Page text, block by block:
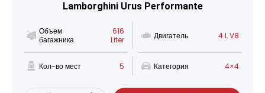
Lamborghini Urus Performante
Объем
багажника
616
Liter
Двигатель 4 L V8
Кол-во мест 5 Категория 4×4